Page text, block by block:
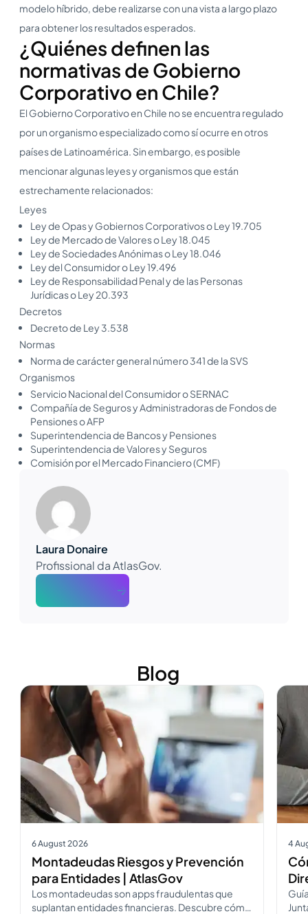
modelo híbrido, debe realizarse con una vista a largo plazo
para obtener los resultados esperados.
¿Quiénes definen las
normativas de Gobierno
Corporativo en Chile?
El Gobierno Corporativo en Chile no se encuentra regulado
por un organismo especializado como sí ocurre en otros
países de Latinoamérica. Sin embargo, es posible
mencionar algunas leyes y organismos que están
estrechamente relacionados:
Leyes
Ley de Opas y Gobiernos Corporativos o Ley 19.705
Ley de Mercado de Valores o Ley 18.045
Ley de Sociedades Anónimas o Ley 18.046
Ley del Consumidor o Ley 19.496
Ley de Responsabilidad Penal y de las Personas
Jurídicas o Ley 20.393
Decretos
Decreto de Ley 3.538
Normas
Norma de carácter general número 341 de la SVS
Organismos
Servicio Nacional del Consumidor o SERNAC
Compañía de Seguros y Administradoras de Fondos de
Pensiones o AFP
Superintendencia de Bancos y Pensiones
Superintendencia de Valores y Seguros
Comisión por el Mercado Financiero (CMF)
Laura Donaire
Profissional da AtlasGov.
Blog
Ver más
6 August 2026
Montadeudas Riesgos y Prevención
para Entidades | AtlasGov
Los montadeudas son apps fraudulentas que
suplantan entidades financieras. Descubre cómo
Ver
4